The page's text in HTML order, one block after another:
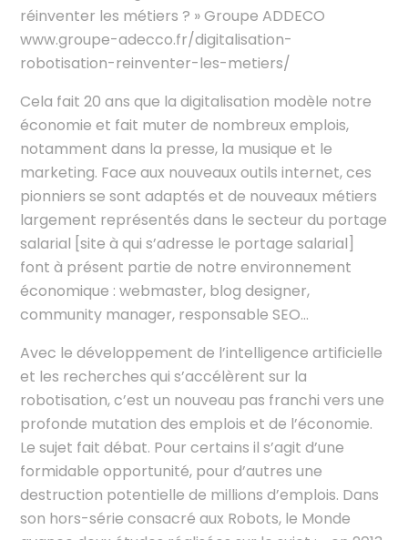
réinventer les métiers ? » Groupe ADDECO
www.groupe-adecco.fr/digitalisation-
robotisation-reinventer-les-metiers/
Cela fait 20 ans que la digitalisation modèle notre
économie et fait muter de nombreux emplois,
notamment dans la presse, la musique et le
marketing. Face aux nouveaux outils internet, ces
pionniers se sont adaptés et de nouveaux métiers
largement représentés dans le secteur du portage
salarial [site à qui s’adresse le portage salarial]
font à présent partie de notre environnement
économique : webmaster, blog designer,
community manager, responsable SEO…
Avec le développement de l’intelligence artificielle
et les recherches qui s’accélèrent sur la
robotisation, c’est un nouveau pas franchi vers une
profonde mutation des emplois et de l’économie.
Le sujet fait débat. Pour certains il s’agit d’une
formidable opportunité, pour d’autres une
destruction potentielle de millions d’emplois. Dans
son hors-série consacré aux Robots, le Monde